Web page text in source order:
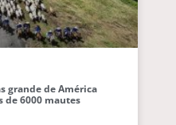
grande de América
de 6000 mautes